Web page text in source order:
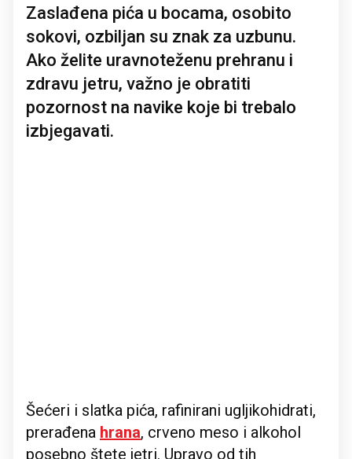
Zaslađena pića u bocama, osobito
sokovi, ozbiljan su znak za uzbunu.
Ako želite uravnoteženu prehranu i
zdravu jetru, važno je obratiti
pozornost na navike koje bi trebalo
izbjegavati.
Šećeri i slatka pića, rafinirani ugljikohidrati,
prerađena hrana, crveno meso i alkohol
posebno štete jetri. Upravo od tih